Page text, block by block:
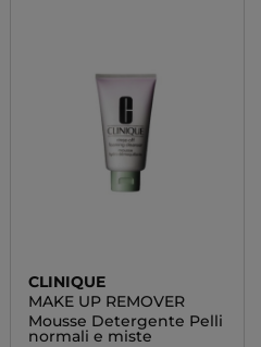
CLINIQUE
MAKE UP REMOVER
Mousse Detergente Pelli
normali e miste